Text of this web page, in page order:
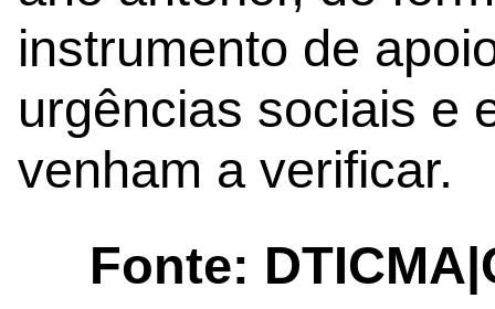
instrumento de
urgências sociais e
venham a verificar.
Fonte: